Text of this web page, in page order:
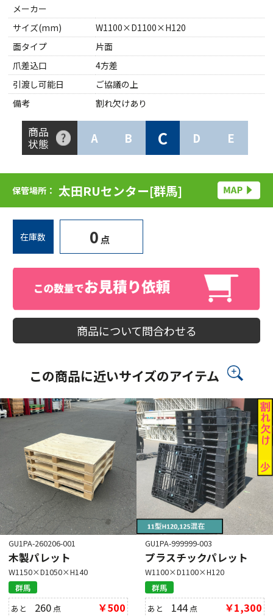
メーカー
サイズ(mm)
W1100×D1100×H120
面タイプ
片面
爪差込口
4方差
引渡し可能日
ご協議の上
備考
割れ欠けあり
商品
状態
A B C D E
保管場所： 太田RUセンター[群馬]
在庫数 0 点
商品について問合わせる
この商品に近いサイズのアイテム
GU1PA-260206-001
木製パレット
W1150×D1050×H140
群馬
あと 260 点 ￥500
GU1PA-999999-003
プラスチックパレット
W1100×D1100×H120
群馬
あと 144点 ￥1,300